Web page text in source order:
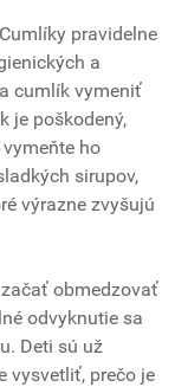
Cumlíky pravidelne
a
cumlík vymeniť
je poškodený,
ho
sirupov,
výrazne zvyšujú
obmedzovať
odvyknutie sa
Deti sú už
vysvetliť, prečo je